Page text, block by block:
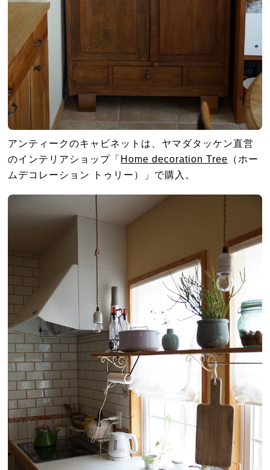
アンティークのキャビネットは、ヤマダタッケン直営
のインテリアショップ「Home decoration Tree （ホー
ムデコレーション トゥリー）」で購入。